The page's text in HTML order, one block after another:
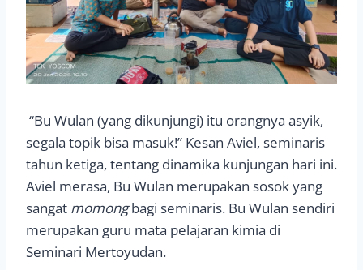
“Bu Wulan (yang dikunjungi) itu orangnya asyik,
segala topik bisa masuk!” Kesan Aviel, seminaris
tahun ketiga, tentang dinamika kunjungan hari ini.
Aviel merasa, Bu Wulan merupakan sosok yang
sangat momongbagi seminaris. Bu Wulan sendiri
merupakan guru mata pelajaran kimia di
Seminari Mertoyudan.